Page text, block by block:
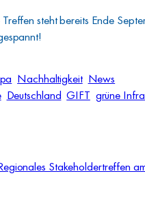
steht bereits Ende
Nachhaltigkeit News
Deutschland GIFT grüne
Stakeholdertreffen